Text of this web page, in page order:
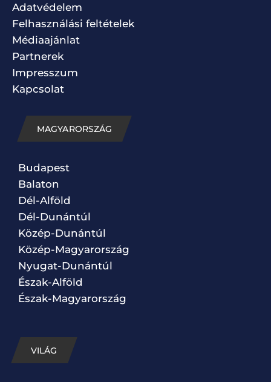
Adatvédelem
Felhasználási feltételek
Médiaajánlat
Partnerek
Impresszum
Kapcsolat
MAGYARORSZÁG
Budapest
Balaton
Dél-Alföld
Dél-Dunántúl
Közép-Dunántúl
Közép-Magyarország
Nyugat-Dunántúl
Észak-Alföld
Észak-Magyarország
VILÁG